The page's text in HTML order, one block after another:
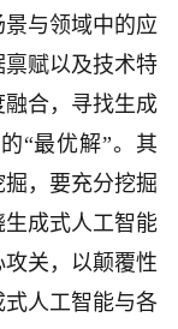
与领域中的应
赋以及技术特
合，寻找生成
“最优解”。其
，要充分挖掘
成式人工智能
关，以颠覆性
人工智能与各